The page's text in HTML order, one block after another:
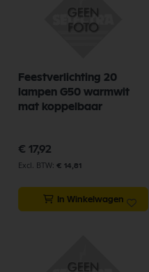
Feestverlichting 20
lampen G50 warmwit
mat koppelbaar
€ 17,92
€ 14,81
In Winkelwagen